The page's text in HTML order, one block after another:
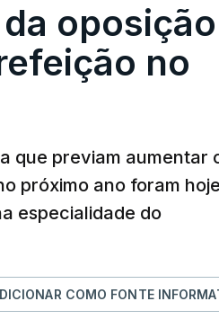
oposição
no
que previam aumentar
próximo ano foram hoje
especialidade do
COMO FONTE